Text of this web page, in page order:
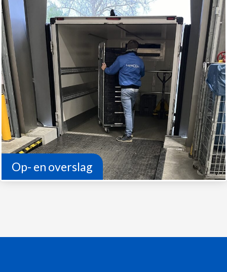
Op- en overslag